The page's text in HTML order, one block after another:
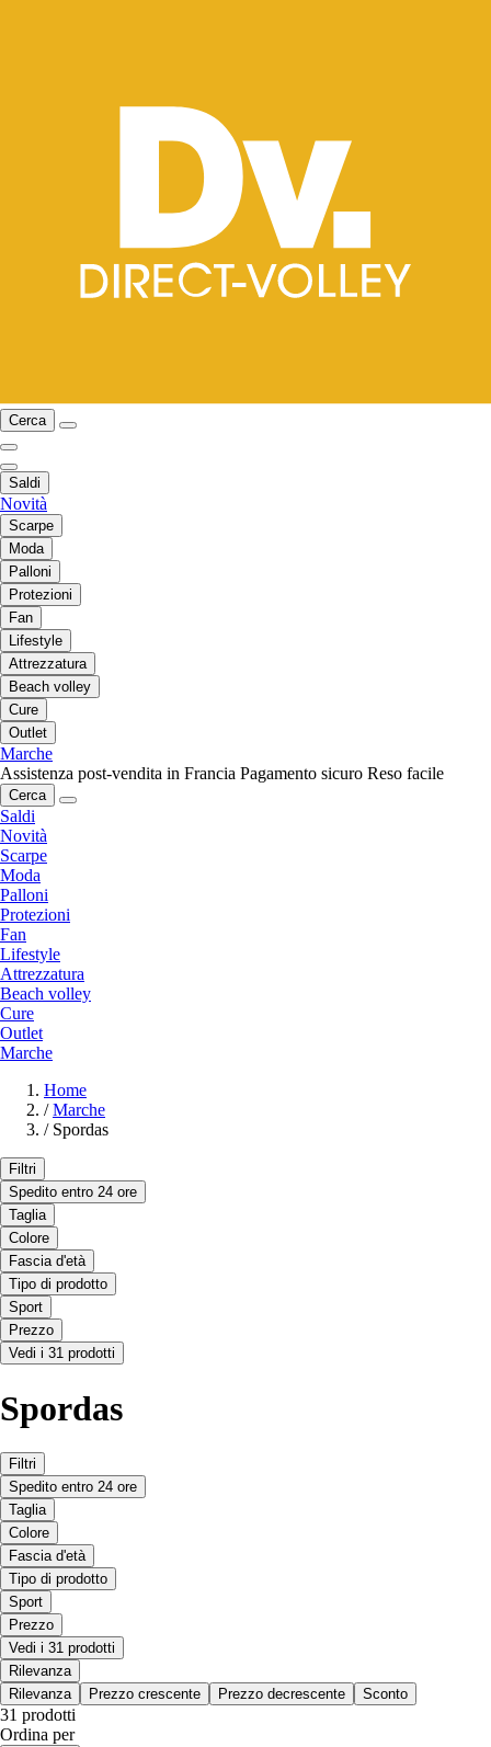
Cerca
Saldi
Novità
Scarpe
Moda
Palloni
Protezioni
Fan
Lifestyle
Attrezzatura
Beach volley
Cure
Outlet
Marche
Assistenza post-vendita in Francia Pagamento sicuro Reso facile
Cerca
Saldi
Novità
Scarpe
Moda
Palloni
Protezioni
Fan
Lifestyle
Attrezzatura
Beach volley
Cure
Outlet
Marche
Home
/ Marche
/ Spordas
Filtri
Spedito entro 24 ore
Taglia
Colore
Fascia d'età
Tipo di prodotto
Sport
Prezzo
Vedi i 31 prodotti
Spordas
Filtri
Spedito entro 24 ore
Taglia
Colore
Fascia d'età
Tipo di prodotto
Sport
Prezzo
Vedi i 31 prodotti
Rilevanza
Rilevanza
Prezzo crescente Prezzo decrescente Sconto
31 prodotti
Ordina per